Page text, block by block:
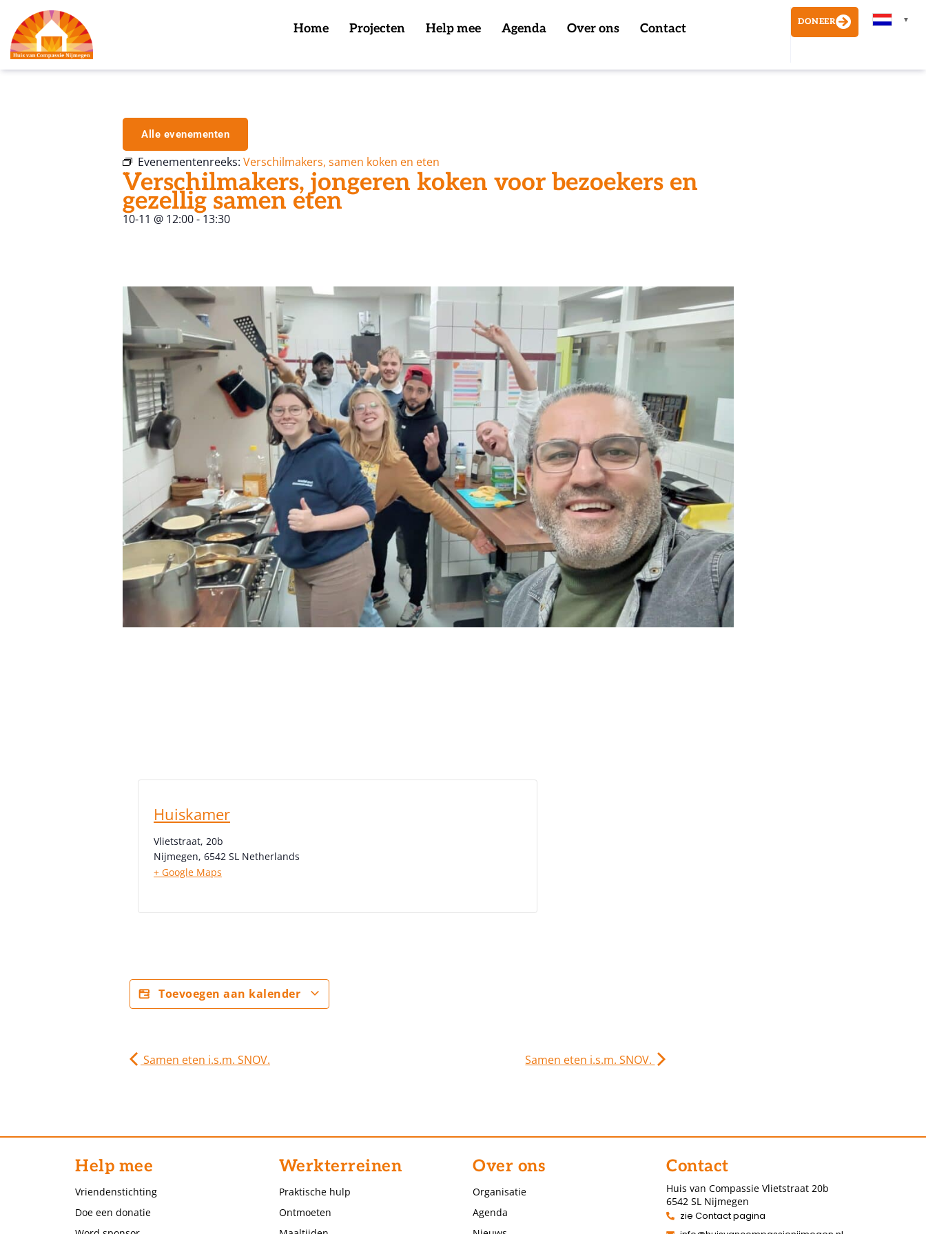
Home Projecten Help mee Agenda Over ons Contact DONEER ▼
Alle evenementen
Evenementenreeks: Verschilmakers, samen koken en eten
Verschilmakers, jongeren koken voor bezoekers en
gezellig samen eten
10-11 @ 12:00- 13:30
Huiskamer
Vlietstraat, 20b
Nijmegen, 6542 SL Netherlands
+ Google Maps
Toevoegen aan kalender
Samen eten i.s.m. SNOV. Samen eten i.s.m. SNOV.
Help mee
Vriendenstichting
Doe een donatie
Werkterreinen
Praktische hulp
Ontmoeten
Over ons
Organisatie
Agenda
Contact
Huis van Compassie Vlietstraat 20b
6542 SL Nijmegen
zie Contact pagina